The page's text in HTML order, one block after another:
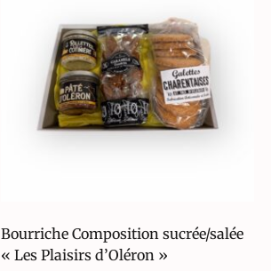
Bourriche Composition sucrée/salée
« Les Plaisirs d’Oléron »